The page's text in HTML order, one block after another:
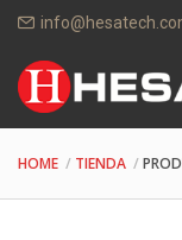
HOME TIENDA